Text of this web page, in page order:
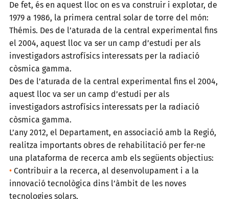
De fet, és en aquest lloc on es va construir i explotar, de
1979 a 1986, la primera central solar de torre del món:
Thémis. Des de l’aturada de la central experimental fins
el 2004, aquest lloc va ser un camp d’estudi per als
investigadors astrofísics interessats per la radiació
còsmica gamma.
Des de l’aturada de la central experimental fins el 2004,
aquest lloc va ser un camp d’estudi per als
investigadors astrofísics interessats per la radiació
còsmica gamma.
L’any 2012, el Departament, en associació amb la Regió,
realitza importants obres de rehabilitació per fer-ne
una plataforma de recerca amb els següents objectius:
• Contribuir a la recerca, al desenvolupament i a la
innovació tecnològica dins l’àmbit de les noves
tecnologies solars,